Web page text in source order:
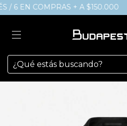
6 EN COMPRAS + A $150.000